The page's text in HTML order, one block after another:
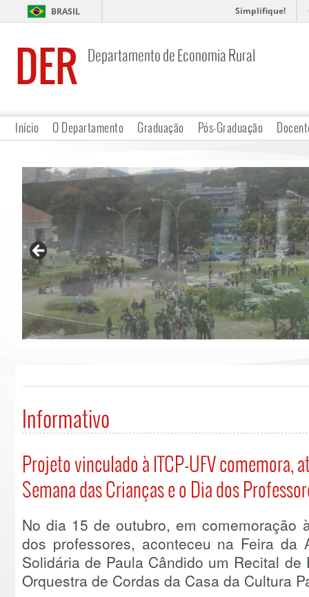
BRASIL Simplifique!
DER Departamento de Economia Rural
Início O Departamento Graduação Pós-Graduação
Informativo
Projeto vinculado à ITCP-UFV comemora,
Semana das Crianças e o Dia dos
No dia 15 de outubro, em comemoração
dos professores, aconteceu na Feira da
Solidária de Paula Cândido um Recital
Orquestra de Cordas da Casa da Cultura